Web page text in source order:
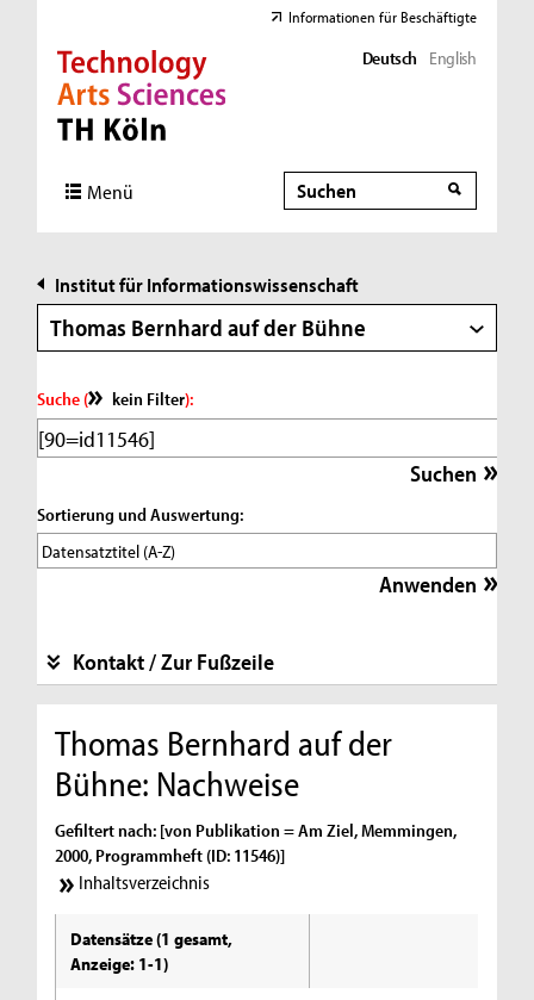
Direkt zur Hauptnavigation
Direkt zur Subnavigation
Direkt zum Inhalt
Direkt zum Fußbereich
Informationen für Beschäftigte
Deutsch English
Menü Suche
Suche
Institut für Informationswissenschaft
Thomas Bernhard auf der Bühne
Suche ( kein Filter):
Sortierung und Auswertung:
Kontakt / Zur Fußzeile
Thomas Bernhard auf der
Bühne: Nachweise
Gefiltert nach: [von Publikation = Am Ziel, Memmingen,
2000, Programmheft (ID: 11546)]
Inhaltsverzeichnis
Datensätze (1 gesamt,
Anzeige: 1-1)